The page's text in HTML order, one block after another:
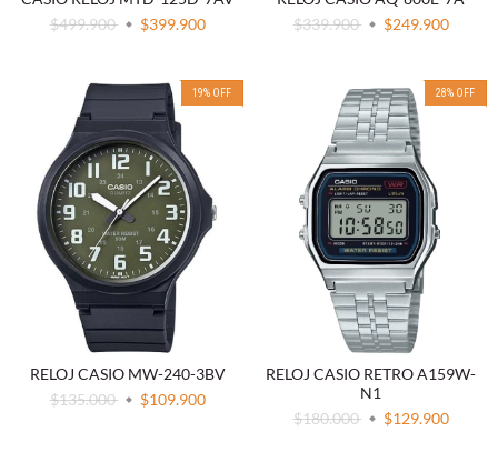
$499.900
$399.900
$339.900
$249.900
19% OFF
RELOJ CASIO MW-240-3BV
$135.000
$109.900
28% OFF
RELOJ CASIO RETRO A159W-
N1
$180.000
$129.900